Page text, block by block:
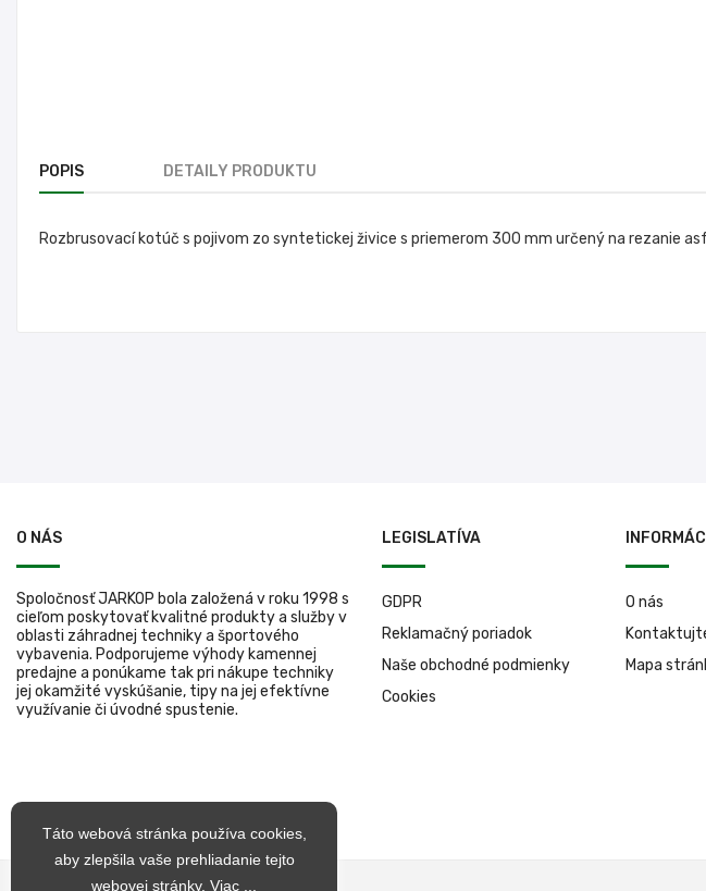
POPIS DETAILY PRODUKTU
Rozbrusovací kotúč s pojivom zo syntetickej živice s priemerom 300 mm určený na rezanie
O NÁS
Spoločnosť JARKOP bola založená v roku 1998 s
cieľom poskytovať kvalitné produkty a služby v
oblasti záhradnej techniky a športového
vybavenia. Podporujeme výhody kamennej
predajne a ponúkame tak pri nákupe techniky
jej okamžité vyskúšanie, tipy na jej efektívne
využívanie či úvodné spustenie.
LEGISLATÍVA
GDPR
Reklamačný poriadok
Naše obchodné podmienky
Cookies
O nás
Mapa
Táto webová stránka používa cookies,
aby zlepšila vaše prehliadanie tejto
webovej stránky. Viac ...